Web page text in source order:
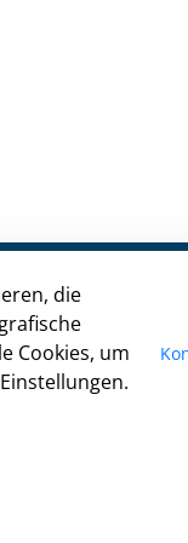
die
Cookies, um